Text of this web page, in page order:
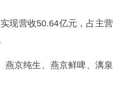
现营收50.64亿元，占主营
燕京纯生、燕京鲜啤、漓泉